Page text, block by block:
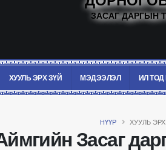
ЗАСАГ ДАРГЫН
ХУУЛЬ ЭРХ ЗҮЙ МЭДЭЭЛЭЛ ИЛ
Засаг
НҮҮР ХУУЛЬ